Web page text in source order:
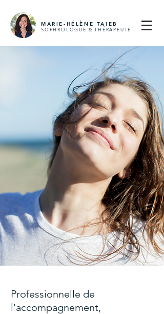
MARIE-HÉLÈNE TAIEB
SOPHROLOGUE & THÉRAPEUTE
Professionnelle de
l'accompagnement,